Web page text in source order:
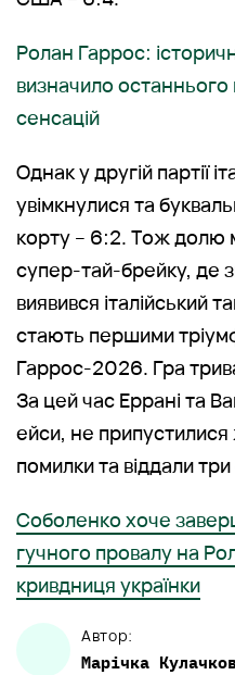
Ролан Гаррос:
визначило останнього
сенсацій
Однак у другій партії
увімкнулися та
корту – 6:2. Тож долю
супер-тай-брейку, де
виявився італійський
стають першими
Гаррос-2026. Гра
За цей час Еррані та
ейси, не припустилися
помилки та віддали три
Соболенко хоче
гучного провалу на
кривдниця українки
Автор:
Марічка